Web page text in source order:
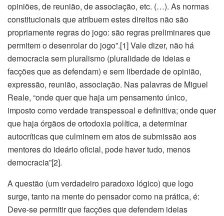
opiniões, de reunião, de associação, etc. (…). As normas
constitucionais que atribuem estes direitos não são
propriamente regras do jogo: são regras preliminares que
permitem o desenrolar do jogo”.[1] Vale dizer, não há
democracia sem pluralismo (pluralidade de ideias e
facções que as defendam) e sem liberdade de opinião,
expressão, reunião, associação. Nas palavras de Miguel
Reale, “onde quer que haja um pensamento único,
imposto como verdade transpessoal e definitiva; onde quer
que haja órgãos de ortodoxia política, a determinar
autocríticas que culminem em atos de submissão aos
mentores do ideário oficial, pode haver tudo, menos
democracia”[2].
A questão (um verdadeiro paradoxo lógico) que logo
surge, tanto na mente do pensador como na prática, é:
Deve-se permitir que facções que defendem ideias